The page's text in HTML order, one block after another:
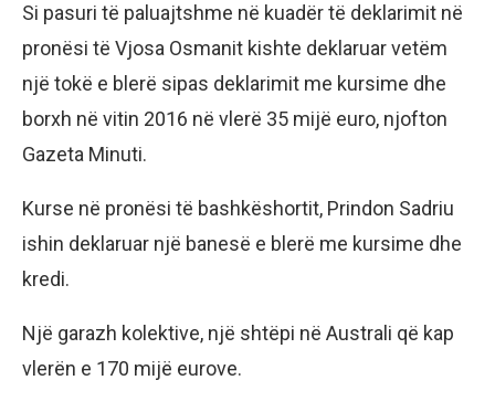
Si pasuri të paluajtshme në kuadër të deklarimit në
pronësi të Vjosa Osmanit kishte deklaruar vetëm
një tokë e blerë sipas deklarimit me kursime dhe
borxh në vitin 2016 në vlerë 35 mijë euro, njofton
Gazeta Minuti.
Kurse në pronësi të bashkëshortit, Prindon Sadriu
ishin deklaruar një banesë e blerë me kursime dhe
kredi.
Një garazh kolektive, një shtëpi në Australi që kap
vlerën e 170 mijë eurove.